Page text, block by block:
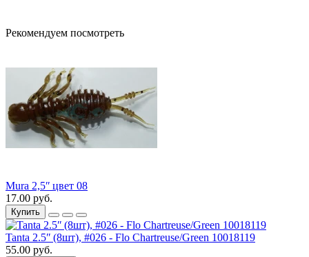
Рекомендуем посмотреть
Mura 2,5ʺ цвет 08
17.00 руб.
Купить
Tanta 2.5ʺ (8шт), #026 - Flo Chartreuse/Green 10018119
55.00 руб.